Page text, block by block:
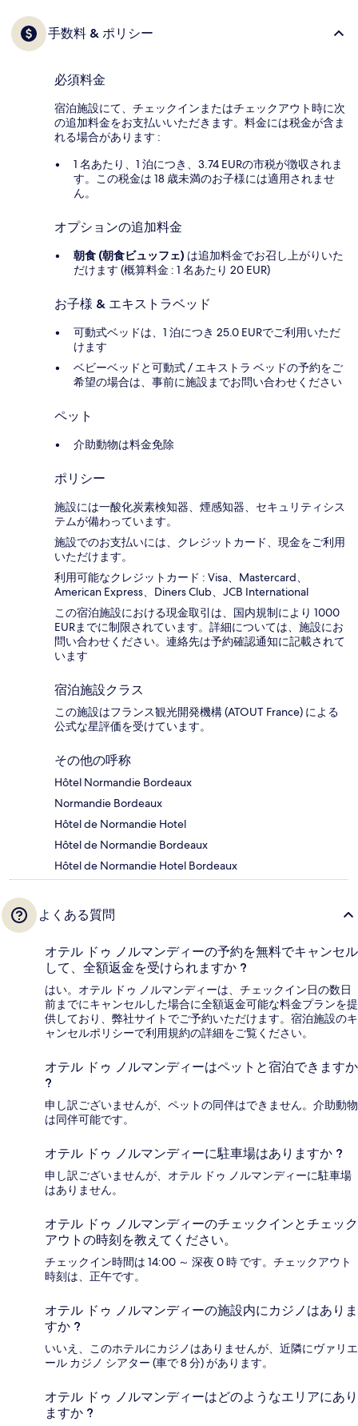
手数料 & ポリシー
必須料金
宿泊施設にて、チェックインまたはチェックアウト時に次
の追加料金をお支払いいただきます。料金には税金が含ま
れる場合があります :
1 名あたり、1 泊につき、3.74 EURの市税が徴収されま
す。この税金は 18 歳未満のお子様には適用されませ
ん。
オプションの追加料金
朝食 (朝食ビュッフェ) は追加料金でお召し上がりいた
だけます (概算料金 : 1 名あたり 20 EUR)
お子様 & エキストラベッド
可動式ベッドは、1 泊につき 25.0 EURでご利用いただ
けます
ベビーベッドと可動式 / エキストラ ベッドの予約をご
希望の場合は、事前に施設までお問い合わせください
ペット
介助動物は料金免除
ポリシー
施設には一酸化炭素検知器、煙感知器、セキュリティシス
テムが備わっています。
施設でのお支払いには、クレジットカード、現金をご利用
いただけます。
利用可能なクレジットカード : Visa、Mastercard、
American Express、Diners Club、JCB International
この宿泊施設における現金取引は、国内規制により 1000
EURまでに制限されています。詳細については、施設にお
問い合わせください。連絡先は予約確認通知に記載されて
います
宿泊施設クラス
この施設はフランス観光開発機構 (ATOUT France) による
公式な星評価を受けています。
その他の呼称
Hôtel Normandie Bordeaux
Normandie Bordeaux
Hôtel de Normandie Hotel
Hôtel de Normandie Bordeaux
Hôtel de Normandie Hotel Bordeaux
よくある質問
オテル ドゥ ノルマンディーの予約を無料でキャンセル
して、全額返金を受けられますか ?
はい。オテル ドゥ ノルマンディーは、チェックイン日の数日
前までにキャンセルした場合に全額返金可能な料金プランを提
供しており、弊社サイトでご予約いただけます。宿泊施設のキ
ャンセルポリシーで利用規約の詳細をご覧ください。
オテル ドゥ ノルマンディーはペットと宿泊できますか
?
申し訳ございませんが、ペットの同伴はできません。介助動物
は同伴可能です。
オテル ドゥ ノルマンディーに駐車場はありますか ?
申し訳ございませんが、オテル ドゥ ノルマンディーに駐車場
はありません。
オテル ドゥ ノルマンディーのチェックインとチェック
アウトの時刻を教えてください。
チェックイン時間は 14:00 ～ 深夜 0 時 です。チェックアウト
時刻は、正午です。
オテル ドゥ ノルマンディーの施設内にカジノはありま
すか ?
いいえ、このホテルにカジノはありませんが、近隣にヴァリエ
ール カジノ シアター (車で 8 分) があります。
オテル ドゥ ノルマンディーはどのようなエリアにあり
ますか ?